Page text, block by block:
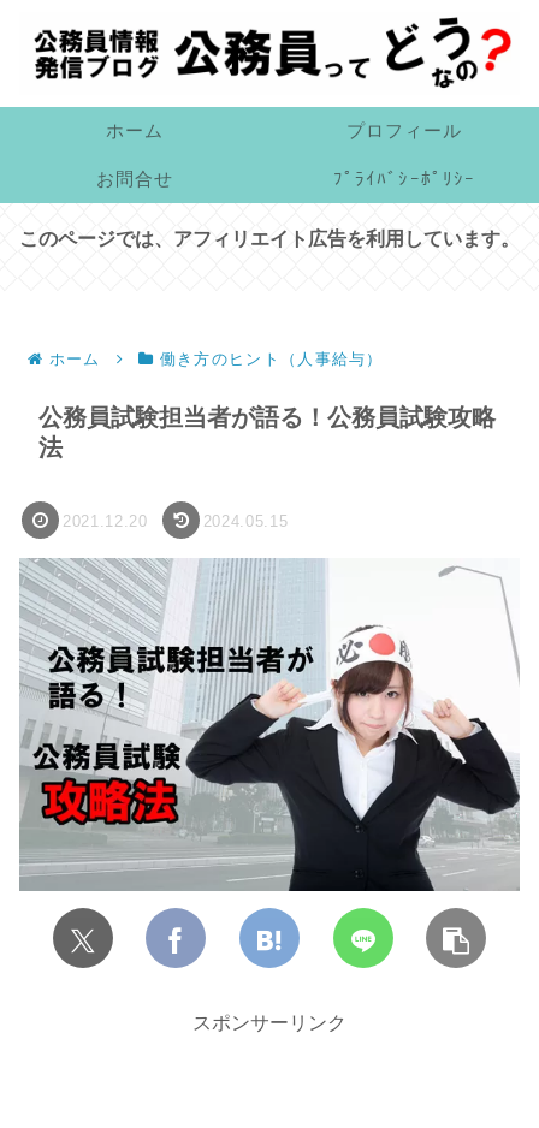
ホーム プロフィール
お問合せ ﾌﾟﾗｲﾊﾞｼｰﾎﾟﾘｼｰ
このページでは、アフィリエイト広告を利用しています。
ホーム 働き方のヒント（人事給与）
公務員試験担当者が語る！公務員試験攻略
法
2021.12.20 2024.05.15
スポンサーリンク